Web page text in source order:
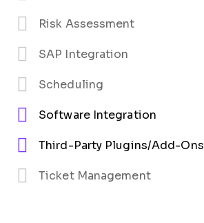
Risk Assessment
SAP Integration
Scheduling
Software Integration
Third-Party Plugins/Add-Ons
Ticket Management